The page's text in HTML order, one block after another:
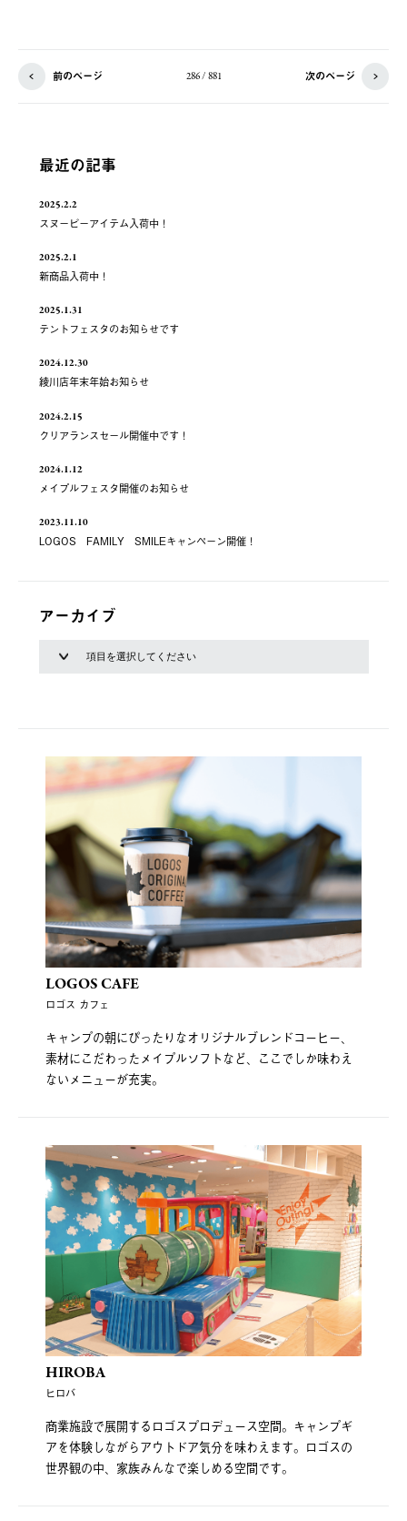
前のページ 286 / 881 次のページ
最近の記事
2025.2.2
スヌーピーアイテム入荷中！
2025.2.1
新商品入荷中！
2025.1.31
テントフェスタのお知らせです
2024.12.30
綾川店年末年始お知らせ
2024.2.15
クリアランスセール開催中です！
2024.1.12
メイプルフェスタ開催のお知らせ
2023.11.10
LOGOS FAMILY SMILEキャンペーン開催！
アーカイブ
LOGOS CAFE
ロゴス カフェ
キャンプの朝にぴったりなオリジナルブレンドコーヒー、
素材にこだわったメイプルソフトなど、ここでしか味わえ
ないメニューが充実。
HIROBA
ヒロバ
商業施設で展開するロゴスプロデュース空間。キャンプギ
アを体験しながらアウトドア気分を味わえます。ロゴスの
世界観の中、家族みんなで楽しめる空間です。